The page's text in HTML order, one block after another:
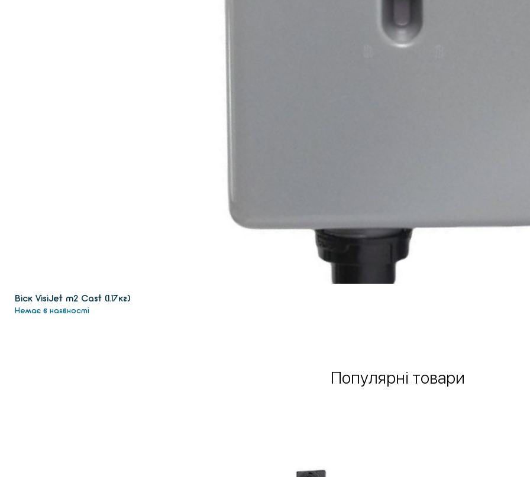
Віск VisiJet m2 Сast (1.17кг)
Немає в наявності
Популярні товари